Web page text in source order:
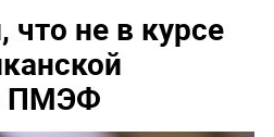
что не в курсе
ПМЭФ